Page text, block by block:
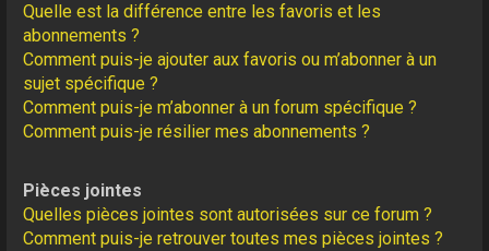
Quelle est la différence entre les favoris et les
abonnements ?
Comment puis-je ajouter aux favoris ou m’abonner à un
sujet spécifique ?
Comment puis-je m’abonner à un forum spécifique ?
Comment puis-je résilier mes abonnements ?
Pièces jointes
Quelles pièces jointes sont autorisées sur ce forum ?
Comment puis-je retrouver toutes mes pièces jointes ?